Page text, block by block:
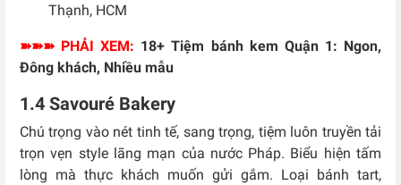
Thạnh, HCM
➽➽➽ PHẢI XEM: 18+ Tiệm bánh kem Quận 1: Ngon,
Đông khách, Nhiều mẫu
1.4 Savouré Bakery
Chú trọng vào nét tinh tế, sang trọng, tiệm luôn truyền tải
trọn vẹn style lãng mạn của nước Pháp. Biểu hiện tấm
lòng mà thực khách muốn gửi gắm. Loại bánh tart,